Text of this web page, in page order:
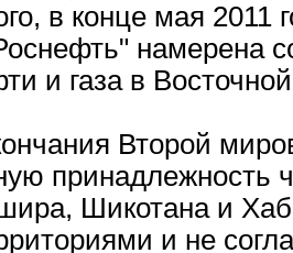
в конце мая 2011
намерена
и газа в
Второй
принадлежность
Шикотана и
и не